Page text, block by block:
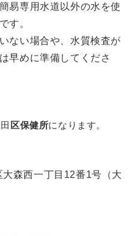
易専用水道以外の水を使
す。
ない場合や、水質検査が
早めに準備してくださ
区保健所になります。
森西一丁目12番1号（大